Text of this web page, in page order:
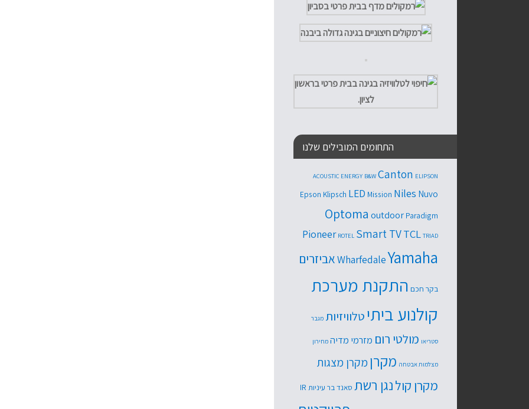
התחומים המובילים שלנו
ACOUSTIC ENERGY B&W Canton ELIPSON
Epson Klipsch LED Mission Niles Nuvo
Optoma outdoor Paradigm
Pioneer ROTEL Smart TVTCL TRIAD
WharfedaleYamaha אביזרים
בקר חכם התקנת מערכת
קולנוע ביתיטלוויזיות מגבר
סטריאו מולטי רום מזרמי מדיה מחירון
מצלמות אבטחה מקרןמקרן מצגות
מקרן קולנגן רשת סאנד בר עיניות IR